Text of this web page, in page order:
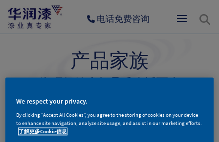
电话免费咨询
产品家族
为环保健康与品质生活而生
墙面漆产品 木器漆产品 辅料产品
We respect your privacy.
By clicking “Accept All Cookies”, you agree to the storing of cookies on your device
to enhance site navigation, analyze site usage, and assist in our marketing efforts.
了解更多Cookie信息